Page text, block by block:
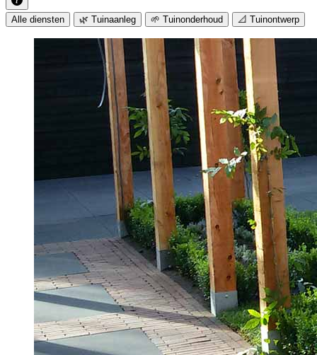
Alle diensten 🌿 Tuinaanleg 🌱 Tuinonderhoud 📐 Tuinontwerp